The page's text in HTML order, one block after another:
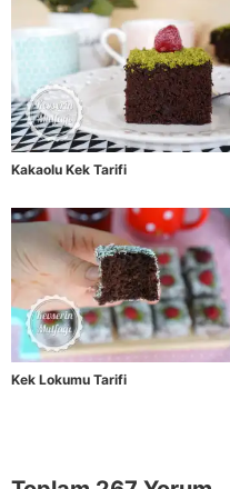
Kakaolu Kek Tarifi
Kek Lokumu Tarifi